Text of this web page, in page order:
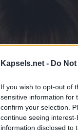
Kapsels.net - Do
If you wish to opt-out of
sensitive information for
confirm your selection.
continue seeing
information disclosed to